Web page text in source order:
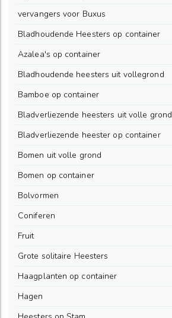
vervangers voor Buxus
Bladhoudende Heesters op container
Azalea's op container
Bladhoudende heesters uit vollegrond
Bamboe op container
Bladverliezende heesters uit volle grond
Bladverliezende heester op container
Bomen uit volle grond
Bomen op container
Bolvormen
Coniferen
Fruit
Grote solitaire Heesters
Haagplanten op container
Hagen